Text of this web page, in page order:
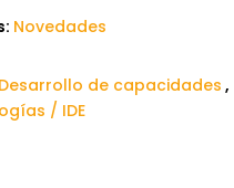
Novedades
Desarrollo de capacidades ,
/ IDE